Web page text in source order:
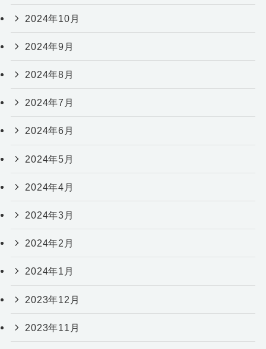
2024年10月
2024年9月
2024年8月
2024年7月
2024年6月
2024年5月
2024年4月
2024年3月
2024年2月
2024年1月
2023年12月
2023年11月